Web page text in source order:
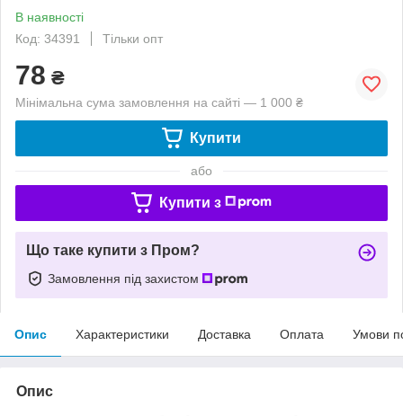
В наявності
Код: 34391
Тільки опт
78 ₴
Мінімальна сума замовлення на сайті — 1 000 ₴
Купити
або
Купити з
Що таке купити з Пром?
Замовлення під захистом
Опис Характеристики Доставка Оплата Умови
Опис